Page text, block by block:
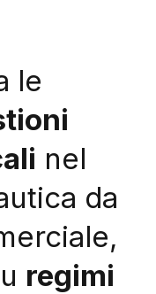
le
nel
da
regimi